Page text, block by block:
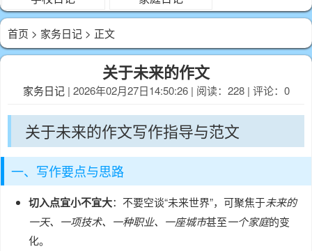
首页 > 家务日记 > 正文
关于未来的作文
家务日记| 2026年02月27日14:50:26 | 阅读：228 | 评论：0
关于未来的作文写作指导与范文
一、写作要点与思路
切入点宜小不宜大：不要空谈“未来世界”，可聚焦于未来的
一天、一项技术、一种职业、一座城市甚至一个家庭的变
化。